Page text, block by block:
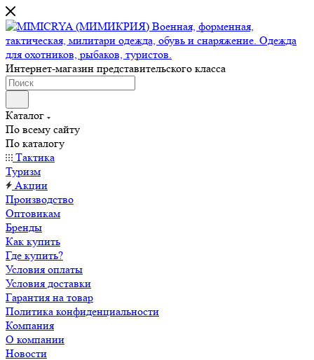
Интернет-магазин представительского класса
Каталог
По всему сайту
По каталогу
Тактика
Туризм
Акции
Производство
Оптовикам
Бренды
Как купить
Где купить?
Условия оплаты
Условия доставки
Гарантия на товар
Политика конфиденциальности
Компания
О компании
Новости